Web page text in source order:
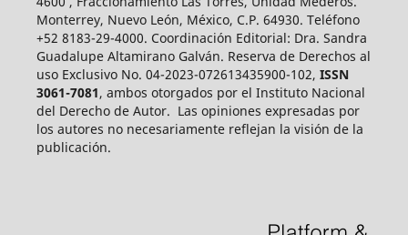
Monterrey, Nuevo León, México, C.P. 64930. Teléfono
+52 8183-29-4000. Coordinación Editorial: Dra. Sandra
Guadalupe Altamirano Galván. Reserva de Derechos al
uso Exclusivo No. 04-2023-072613435900-102, ISSN
3061-7081, ambos otorgados por el Instituto Nacional
del Derecho de Autor. Las opiniones expresadas por
los autores no necesariamente reflejan la visión de la
publicación.